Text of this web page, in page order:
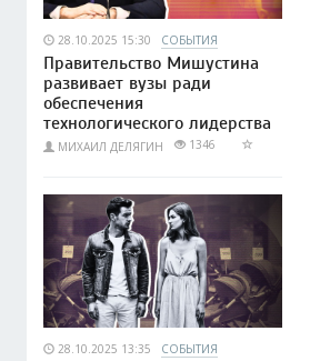
28.10.2025 15:30 СОБЫТИЯ
Правительство Мишустина
развивает вузы ради
обеспечения
технологического лидерства
МИХАИЛ ДЕЛЯГИН 1346
28.10.2025 13:35 СОБЫТИЯ